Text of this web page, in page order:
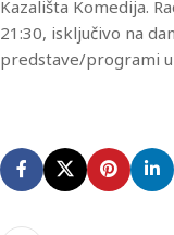
Kazališta Komedija.
21:30, isključivo na
predstave/programi u